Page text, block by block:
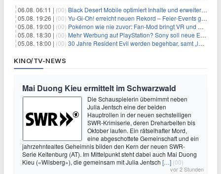
06.08. 06:11 | (00) Black Desert Mobile optimiert Inhalte und erweitert Treasure Access
05.08. 19:26 | (00) Yu‑Gi‑Oh! erreicht neuen Rekord – Feier‑Events gestartet
05.08. 19:00 | (00) Pokémon wie nie zuvor: Fan-Mod bringt VR und Ego-Perspektive nach Kanto
05.08. 18:30 | (00) Mehr Werbung auf PlayStation? Sony soll neue Einnahmequellen prüfen
05.08. 18:00 | (00) 30 Jahre Resident Evil werden begehbar, samt „lebensgroßem Leon“
KINO/TV-NEWS
Mai Duong Kieu ermittelt im Schwarzwald
Die Schauspielerin übernimmt neben
Julia Jentsch eine der beiden
Hauptrollen in der neuen sechsteiligen
SWR-Krimiserie, deren Dreharbeiten bis
Oktober laufen. Ein rätselhafter Mord,
eine abgeschottete Gemeinschaft und ein
jahrzehntealtes Geheimnis bilden den Kern der neuen SWR-
Serie Keltenburg (AT). Im Mittelpunkt steht dabei auch Mai Duong
Kieu («Wilsberg»), die gemeinsam mit Julia Jentsch […] (00)
vor 2 Stunden